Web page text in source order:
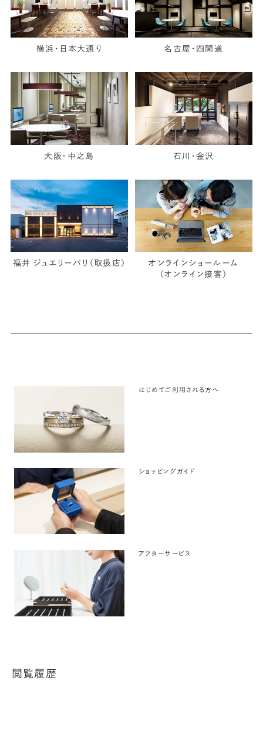
横浜・日本大通り 名古屋・四間道
大阪・中之島 石川・金沢
福井 ジュエリーパリ（取扱店）
オンラインショールーム
（オンライン接客）
はじめてご利用される方へ
ショッピングガイド
アフターサービス
閲覧履歴